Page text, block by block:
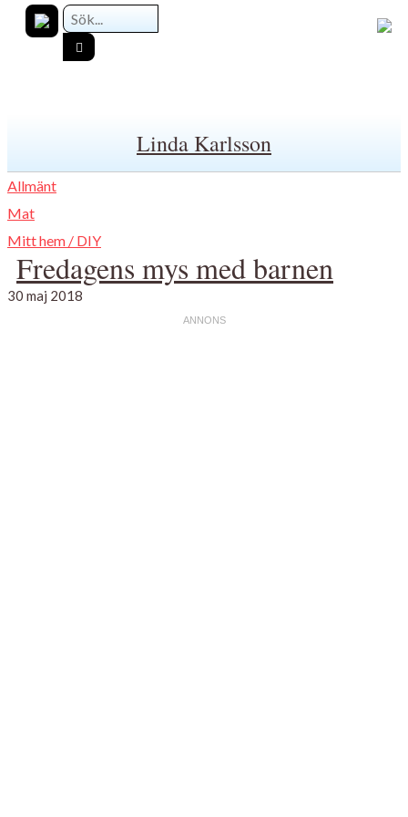
Linda Karlsson
Allmänt
Mat
Mitt hem / DIY
Fredagens mys med barnen
30 maj 2018